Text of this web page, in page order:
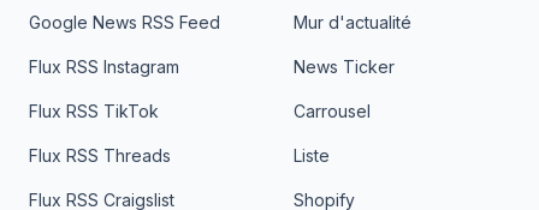
Google News RSS Feed
Flux RSS Instagram
Flux RSS TikTok
Flux RSS Threads
Flux RSS Craigslist
Mur d'actualité
News Ticker
Carrousel
Liste
Shopify